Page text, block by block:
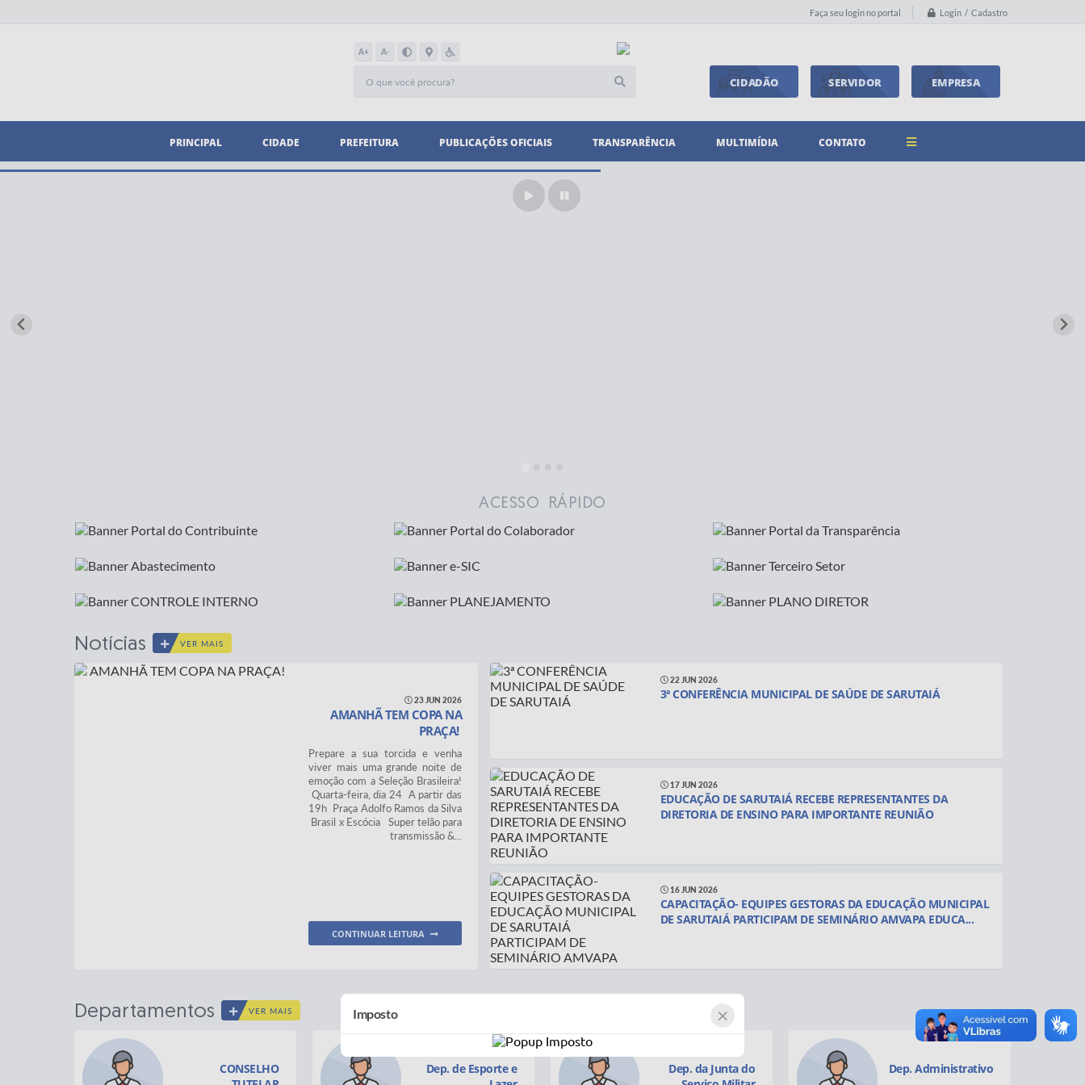
Faça seu login no portal Login / Cadastro
A+ A-
CIDADÃO SERVIDOR EMPRESA
PRINCIPAL CIDADE PREFEITURA PUBLICAÇÕES OFICIAIS TRANSPARÊNCIA MULTIMÍDIA CONTATO
ACESSO RÁPIDO
Notícias VER MAIS
23 JUN 2026
AMANHÃ TEM COPA NA
PRAÇA!
Prepare a sua torcida e venha
viver mais uma grande noite de
emoção com a Seleção Brasileira!
Quarta-feira, dia 24 A partir das
19h Praça Adolfo Ramos da Silva
Brasil x Escócia Super telão para
transmissão &...
CONTINUAR LEITURA
22 JUN 2026
3ª CONFERÊNCIA MUNICIPAL DE SAÚDE DE SARUTAIÁ
17 JUN 2026
EDUCAÇÃO DE SARUTAIÁ RECEBE REPRESENTANTES DA
DIRETORIA DE ENSINO PARA IMPORTANTE REUNIÃO
16 JUN 2026
CAPACITAÇÃO- EQUIPES GESTORAS DA EDUCAÇÃO MUNICIPAL
DE SARUTAIÁ PARTICIPAM DE SEMINÁRIO AMVAPA EDUCA...
28 MAI 2026
SARUTAIÁ RECEBE NOVA AMBULÂNCIA 0KM PARA REFORÇAR A
SAÚDE MUNICIPAL
Departamentos VER MAIS
CONSELHO
Dep. de Esporte e
Dep. da Junta do
Dep. Administrativo
×
Imposto